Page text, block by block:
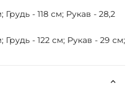
- 118 см; Рукав - 28,2
- 122 см; Рукав - 29 см;